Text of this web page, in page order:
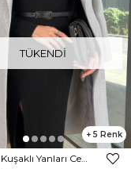
TÜKENDI
5
Belden Kuşaklı Yanları Cep Detaylı Stefan Kadın Gri Kaşe Kaban 23K000118